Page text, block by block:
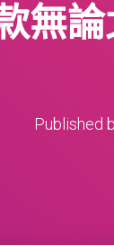
無
Published